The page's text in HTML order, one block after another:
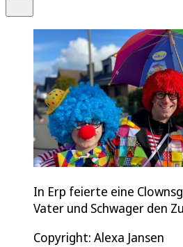
In Erp feierte eine
Vater und Schwager den
Copyright: Alexa Jansen